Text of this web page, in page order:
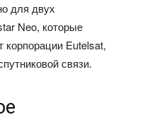
для двух
Neo, которые
Eutelsat,
связи.